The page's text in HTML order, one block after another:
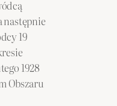
19
1928
Obszaru